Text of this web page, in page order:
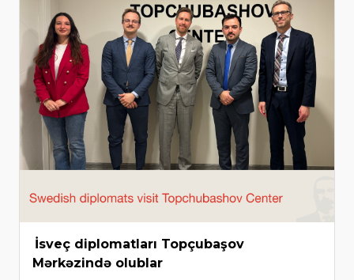
İsveç diplomatları Topçubaşov
Mərkəzində olublar